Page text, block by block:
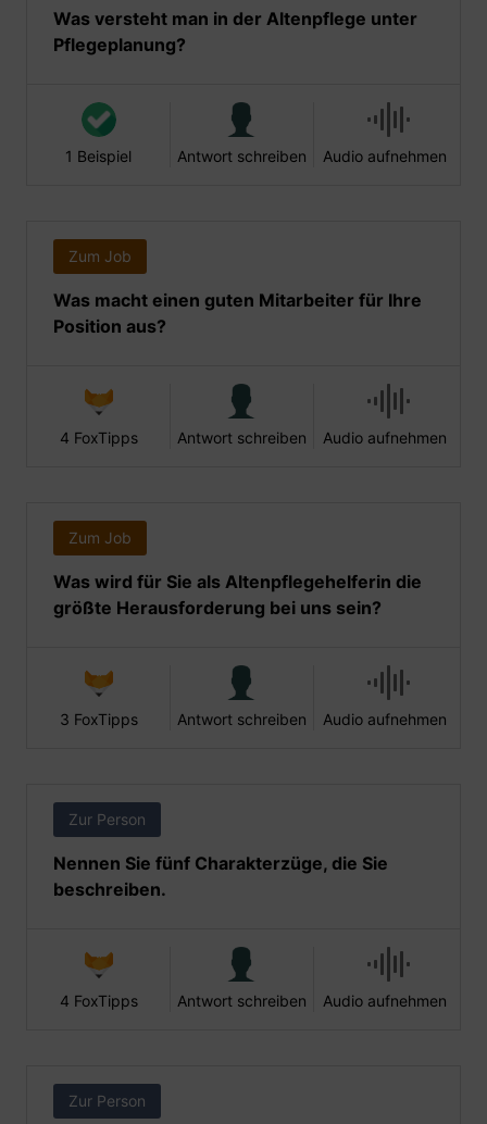
Was versteht man in der Altenpflege unter
Pflegeplanung?
1 Beispiel Antwort schreiben Audio aufnehmen
Zum Job
Was macht einen guten Mitarbeiter für Ihre
Position aus?
4 FoxTipps Antwort schreiben Audio aufnehmen
Zum Job
Was wird für Sie als Altenpflegehelferin die
größte Herausforderung bei uns sein?
3 FoxTipps Antwort schreiben Audio aufnehmen
Zur Person
Nennen Sie fünf Charakterzüge, die Sie
beschreiben.
4 FoxTipps Antwort schreiben Audio aufnehmen
Zur Person